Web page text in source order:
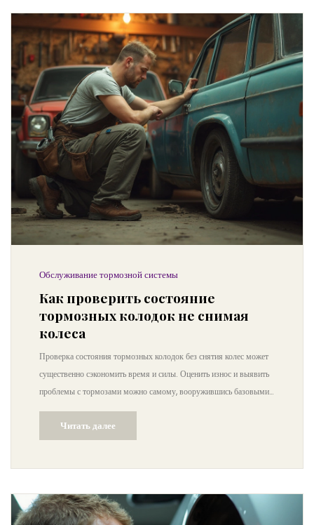
Обслуживание тормозной системы
Как проверить состояние
тормозных колодок не снимая
колеса
Проверка состояния тормозных колодок без снятия колес может
существенно сэкономить время и силы. Оценить износ и выявить
проблемы с тормозами можно самому, вооружившись базовыми
знаниями и чувствительностью к поведению автомобиля. Эта
статья поможет лучше понимать, как именно проводить такую
диагностику и на что обращать внимание, обеспечивая не только
Читать далее